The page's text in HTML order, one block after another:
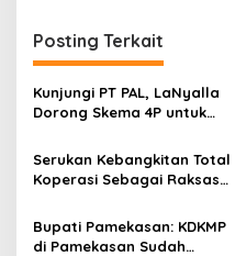
g
a
s
i
p
o
s
Posting Terkait
Kunjungi PT PAL, LaNyalla
Dorong Skema 4P untuk
Nasional
Serukan Kebangkitan Total
Koperasi Sebagai Raksasa
79
Bupati Pamekasan: KDKMP
di Pamekasan Sudah